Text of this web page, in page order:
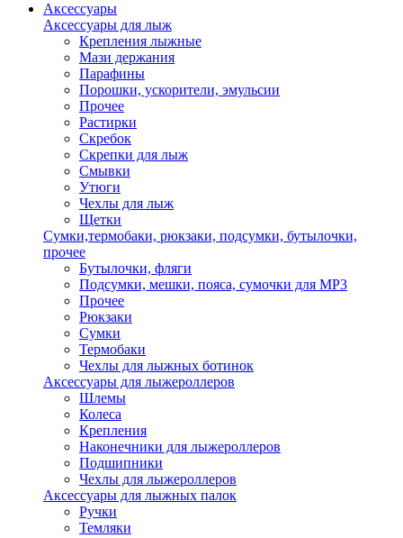
Аксессуары
Аксессуары для лыж
Крепления лыжные
Мази держания
Парафины
Порошки, ускорители, эмульсии
Прочее
Растирки
Скребок
Скрепки для лыж
Смывки
Утюги
Чехлы для лыж
Щетки
Сумки,термобаки, рюкзаки, подсумки, бутылочки,
прочее
Бутылочки, фляги
Подсумки, мешки, пояса, сумочки для MP3
Прочее
Рюкзаки
Сумки
Термобаки
Чехлы для лыжных ботинок
Аксессуары для лыжероллеров
Шлемы
Колеса
Крепления
Наконечники для лыжероллеров
Подшипники
Чехлы для лыжероллеров
Аксессуары для лыжных палок
Ручки
Темляки